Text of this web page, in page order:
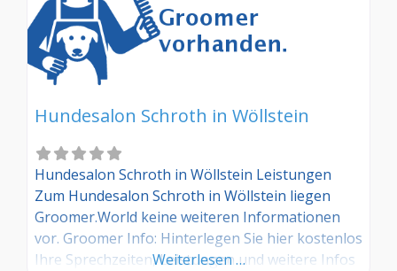
Hundesalon Schroth in Wöllstein
Hundesalon Schroth in Wöllstein Leistungen
Zum Hundesalon Schroth in Wöllstein liegen
Groomer.World keine weiteren Informationen
vor. Groomer Info: Hinterlegen Sie hier kostenlos
Ihre Sprechzeiten, Leistungen und weitere Infos
Weiterlesen …